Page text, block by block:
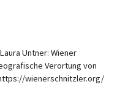
Untner: Wiener
Verortung von
wienerschnitzler.org/